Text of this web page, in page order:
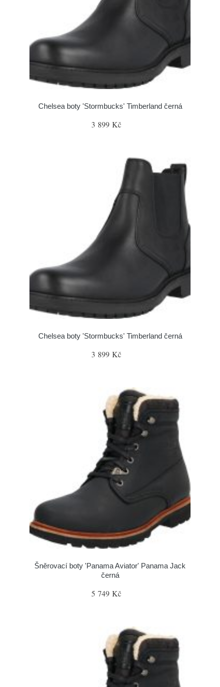
Chelsea boty 'Stormbucks' Timberland černá
3 899 Kč
Chelsea boty 'Stormbucks' Timberland černá
3 899 Kč
Šněrovací boty 'Panama Aviator' Panama Jack
černá
5 749 Kč